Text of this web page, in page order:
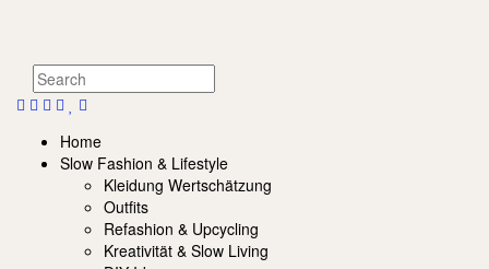
Home
Slow Fashion & Lifestyle
Kleidung Wertschätzung
Outfits
Refashion & Upcycling
Kreativität & Slow Living